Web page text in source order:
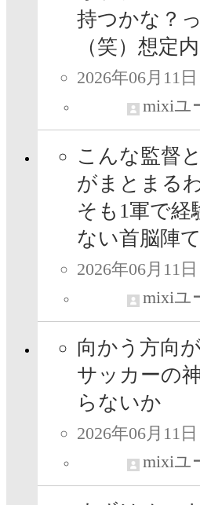
持つかな？
（笑）想定
2026年06月11
mixiユ
こんな監督
がまとまる
そも1軍で経
ない首脳陣て
2026年06月11
mixiユ
向かう方向
サッカーの
らないか
2026年06月11
mixiユ